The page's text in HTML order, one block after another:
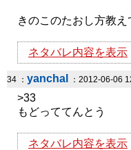
きのこのたおし方教え
ネタバレ内容を表示
34 ： yanchal ：2012-06-06
>33
もどっててんとう
ネタバレ内容を表示